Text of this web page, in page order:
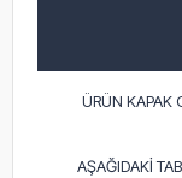
ÜRÜN KAPAK
AŞAĞIDAKİ